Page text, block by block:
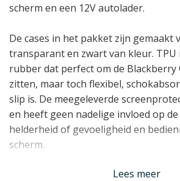
scherm en een 12V autolader.
De cases in het pakket zijn gemaakt
transparant en zwart van kleur.
rubber dat perfect om de Blackberry
zitten, maar toch flexibel,
slip is. De meegeleverde
en heeft geen nadelige invloed op
helderheid of gevoeligheid en
scherm.
Lees minder
Lees meer